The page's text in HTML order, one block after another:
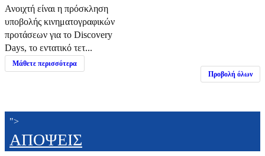
Ανοιχτή είναι η πρόσκληση
υποβολής κινηματογραφικών
προτάσεων για το Discovery
Days, το εντατικό τετ...
Μάθετε περισσότερα
Προβολή όλων
">
ΑΠΟΨΕΙΣ